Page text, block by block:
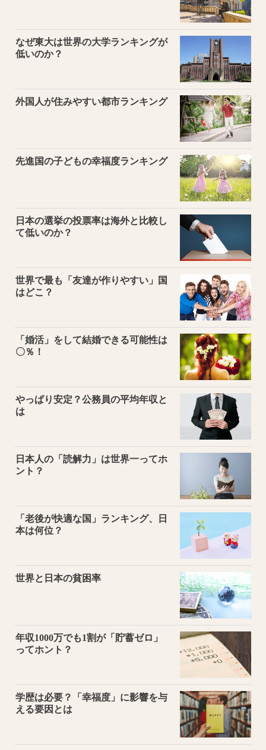
なぜ東大は世界の大学ランキングが
低いのか？
外国人が住みやすい都市ランキング
先進国の子どもの幸福度ランキング
日本の選挙の投票率は海外と比較し
て低いのか？
世界で最も「友達が作りやすい」国
はどこ？
「婚活」をして結婚できる可能性は
〇％！
やっぱり安定？公務員の平均年収と
は
日本人の「読解力」は世界一ってホ
ント？
「老後が快適な国」ランキング、日
本は何位？
世界と日本の貧困率
年収1000万でも1割が「貯蓄ゼロ」
ってホント？
学歴は必要？「幸福度」に影響を与
える要因とは